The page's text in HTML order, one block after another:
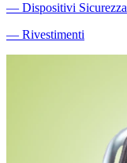
― Dispositivi Sicurezza
― Rivestimenti